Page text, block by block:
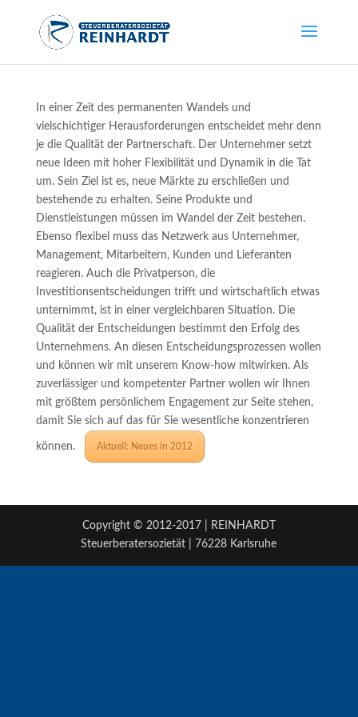
In einer Zeit des permanenten Wandels und
vielschichtiger Herausforderungen entscheidet mehr denn
je die Qualität der Partnerschaft. Der Unternehmer setzt
neue Ideen mit hoher Flexibilität und Dynamik in die Tat
um. Sein Ziel ist es, neue Märkte zu erschließen und
bestehende zu erhalten. Seine Produkte und
Dienstleistungen müssen im Wandel der Zeit bestehen.
Ebenso flexibel muss das Netzwerk aus Unternehmer,
Management, Mitarbeitern, Kunden und Lieferanten
reagieren. Auch die Privatperson, die
Investitionsentscheidungen trifft und wirtschaftlich etwas
unternimmt, ist in einer vergleichbaren Situation. Die
Qualität der Entscheidungen bestimmt den Erfolg des
Unternehmens. An diesen Entscheidungsprozessen wollen
und können wir mit unserem Know-how mitwirken. Als
zuverlässiger und kompetenter Partner wollen wir Ihnen
mit größtem persönlichem Engagement zur Seite stehen,
damit Sie sich auf das für Sie wesentliche konzentrieren
können. Aktuell: Neues in 2012
Copyright © 2012-2017 | REINHARDT
Steuerberatersozietät | 76228 Karlsruhe